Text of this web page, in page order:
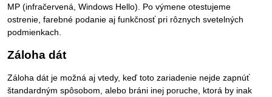
MP (infračervená, Windows Hello). Po výmene otestujeme
ostrenie, farebné podanie aj funkčnosť pri rôznych svetelných
podmienkach.
Záloha dát
Záloha dát je možná aj vtedy, keď toto zariadenie nejde zapnúť
štandardným spôsobom, alebo bráni inej poruche, ktorá by inak